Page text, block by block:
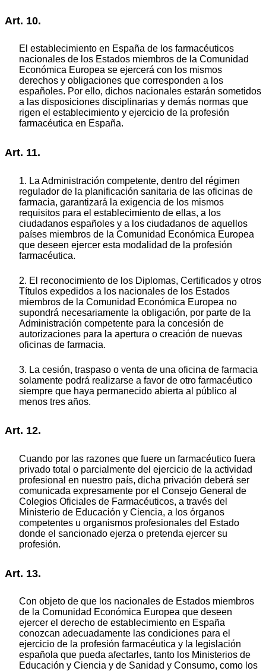
Art. 10.
El establecimiento en España de los farmacéuticos
nacionales de los Estados miembros de la Comunidad
Económica Europea se ejercerá con los mismos
derechos y obligaciones que corresponden a los
españoles. Por ello, dichos nacionales estarán sometidos
a las disposiciones disciplinarias y demás normas que
rigen el establecimiento y ejercicio de la profesión
farmacéutica en España.
Art. 11.
1. La Administración competente, dentro del régimen
regulador de la planificación sanitaria de las oficinas de
farmacia, garantizará la exigencia de los mismos
requisitos para el establecimiento de ellas, a los
ciudadanos españoles y a los ciudadanos de aquellos
países miembros de la Comunidad Económica Europea
que deseen ejercer esta modalidad de la profesión
farmacéutica.
2. El reconocimiento de los Diplomas, Certificados y otros
Títulos expedidos a los nacionales de los Estados
miembros de la Comunidad Económica Europea no
supondrá necesariamente la obligación, por parte de la
Administración competente para la concesión de
autorizaciones para la apertura o creación de nuevas
oficinas de farmacia.
3. La cesión, traspaso o venta de una oficina de farmacia
solamente podrá realizarse a favor de otro farmacéutico
siempre que haya permanecido abierta al público al
menos tres años.
Art. 12.
Cuando por las razones que fuere un farmacéutico fuera
privado total o parcialmente del ejercicio de la actividad
profesional en nuestro país, dicha privación deberá ser
comunicada expresamente por el Consejo General de
Colegios Oficiales de Farmacéuticos, a través del
Ministerio de Educación y Ciencia, a los órganos
competentes u organismos profesionales del Estado
donde el sancionado ejerza o pretenda ejercer su
profesión.
Art. 13.
Con objeto de que los nacionales de Estados miembros
de la Comunidad Económica Europea que deseen
ejercer el derecho de establecimiento en España
conozcan adecuadamente las condiciones para el
ejercicio de la profesión farmacéutica y la legislación
española que pueda afectarles, tanto los Ministerios de
Educación y Ciencia y de Sanidad y Consumo, como los